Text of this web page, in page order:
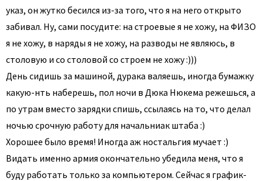
указ, он жутко бесился из-за того, что я на него открыто
забивал. Ну, сами посудите: на строевые я не хожу, на ФИЗО
я не хожу, в наряды я не хожу, на разводы не являюсь, в
столовую и со столовой со строем не хожу :)))
День сидишь за машиной, дурака валяешь, иногда бумажку
какую-нть наберешь, пол ночи в Дюка Нюкема режешься, а
по утрам вместо зарядки спишь, ссылаясь на то, что делал
ночью срочную работу для начальниак штаба :)
Хорошее было время! Иногда аж ностальгия мучает :)
Видать именно армия окончательно убедила меня, что я
буду работать только за компьютером. Сейчас я график-